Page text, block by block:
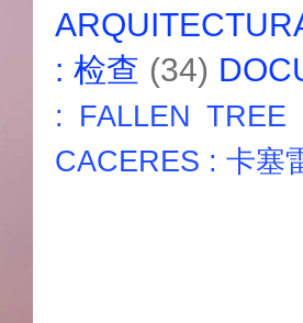
: 检查 (34)
: FALLEN
CACERES : 卡塞